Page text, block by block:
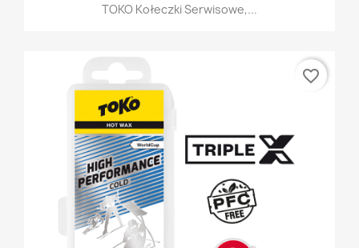
TOKO Kołeczki Serwisowe,...
favorite_border